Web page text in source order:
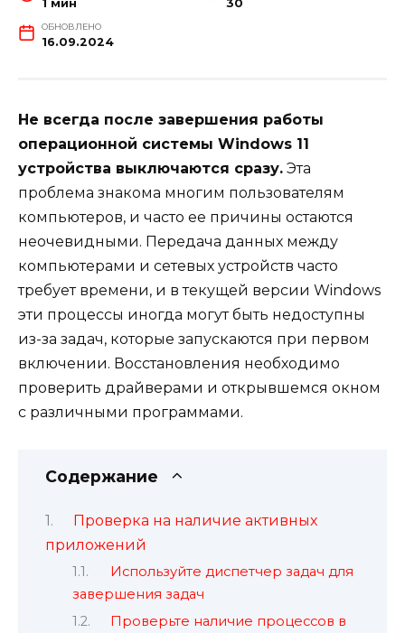
1 мин 30
ОБНОВЛЕНО
16.09.2024
Не всегда после завершения работы
операционной системы Windows 11
устройства выключаются сразу. Эта
проблема знакома многим пользователям
компьютеров, и часто ее причины остаются
неочевидными. Передача данных между
компьютерами и сетевых устройств часто
требует времени, и в текущей версии Windows
эти процессы иногда могут быть недоступны
из-за задач, которые запускаются при первом
включении. Восстановления необходимо
проверить драйверами и открывшемся окном
с различными программами.
Содержание
Проверка на наличие активных
приложений
Используйте диспетчер задач для
завершения задач
Проверьте наличие процессов в